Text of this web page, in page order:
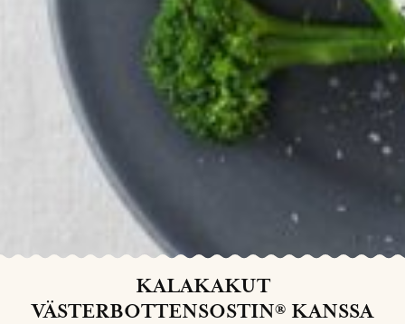
KALAKAKUT
VÄSTERBOTTENSOSTIN® KANSSA